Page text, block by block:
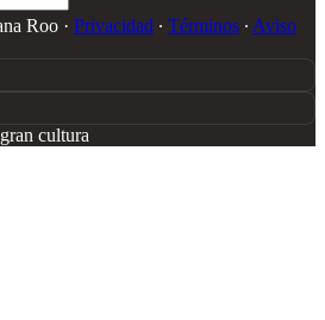
Roo · Privacidad ∙ Términos ∙ Aviso
cultura